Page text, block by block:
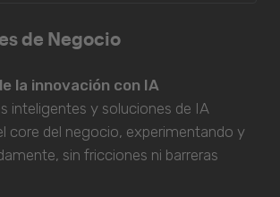
de Negocio
la innovación con IA
inteligentes y soluciones de IA
core del negocio, experimentando y
sin fricciones ni barreras